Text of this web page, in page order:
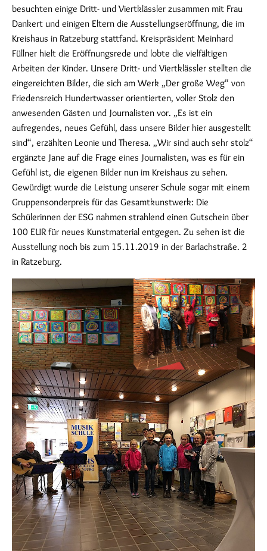
besuchten einige Dritt- und Viertklässler zusammen mit Frau
Dankert und einigen Eltern die Ausstellungseröffnung, die im
Kreishaus in Ratzeburg stattfand. Kreispräsident Meinhard
Füllner hielt die Eröffnungsrede und lobte die vielfältigen
Arbeiten der Kinder. Unsere Dritt- und Viertklässler stellten die
eingereichten Bilder, die sich am Werk „Der große Weg“ von
Friedensreich Hundertwasser orientierten, voller Stolz den
anwesenden Gästen und Journalisten vor. „Es ist ein
aufregendes, neues Gefühl, dass unsere Bilder hier ausgestellt
sind“, erzählten Leonie und Theresa. „Wir sind auch sehr stolz“
ergänzte Jane auf die Frage eines Journalisten, was es für ein
Gefühl ist, die eigenen Bilder nun im Kreishaus zu sehen.
Gewürdigt wurde die Leistung unserer Schule sogar mit einem
Gruppensonderpreis für das Gesamtkunstwerk: Die
Schülerinnen der ESG nahmen strahlend einen Gutschein über
100 EUR für neues Kunstmaterial entgegen. Zu sehen ist die
Ausstellung noch bis zum 15.11.2019 in der Barlachstraße. 2
in Ratzeburg.